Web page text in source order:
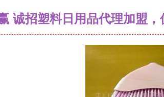
诚招塑料日用品代理加盟